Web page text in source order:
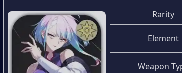
Rarity
Element
Weapon